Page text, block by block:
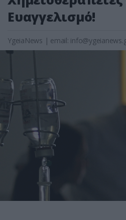
Ευαγγελισμό!
YgeiaNews | email: